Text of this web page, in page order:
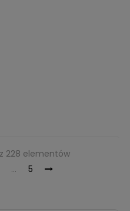
228 elementów
… 5